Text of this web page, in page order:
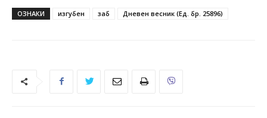
ОЗНАКИ изгубен заб Дневен весник (Ед. бр. 25896)